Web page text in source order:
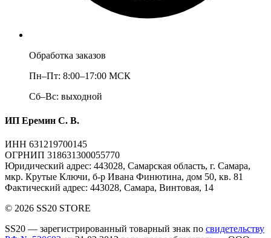
Обработка заказов
Пн–Пт: 8:00–17:00 МСК
Сб–Вс: выходной
ИП Еремин С. В.
ИНН 631219700145
ОГРНИП 318631300055770
Юридический адрес: 443028, Самарская область, г. Самара,
мкр. Крутые Ключи, б-р Ивана Финютина, дом 50, кв. 81
Фактический адрес: 443028, Самара, Винтовая, 14
© 2026 SS20 STORE
SS20 — зарегистрированный товарный знак по свидетельству